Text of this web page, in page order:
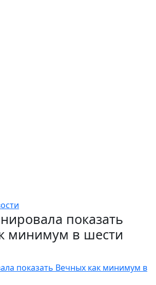
показать
минимум в шести
показать Вечных как минимум в